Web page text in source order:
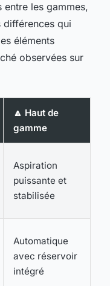
entre les gammes,
qui
éléments
observées sur
🔼 Haut de
gamme
Aspiration
puissante et
stabilisée
Automatique
avec réservoir
intégré